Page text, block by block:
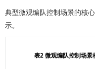
典型微观编队控制场景的核
示。
表2 微观编队控制场景